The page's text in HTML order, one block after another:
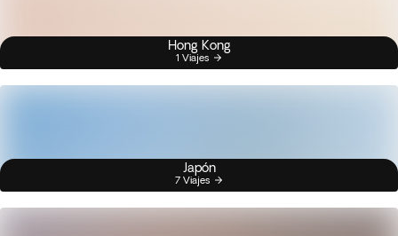
Hong Kong
1 Viajes
Japón
7 Viajes